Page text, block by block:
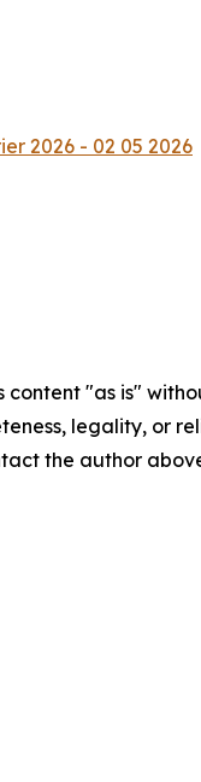
2026 - 02 05 2026
content "as is"
legality, or
the author